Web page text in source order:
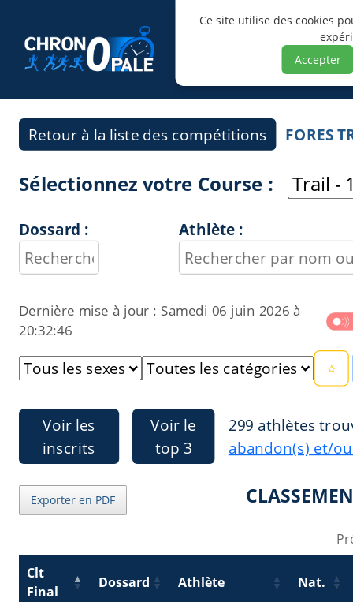
Ce site utilise des cookies
Accepter
Retour à la liste des compétitions FORES
Sélectionnez votre Course :
Dossard : Athlète :
Dernière mise à jour : Samedi 06 juin 2026 à
20:32:46
⭐
Voir les
inscrits
Voir le
top 3
299 athlètes
abandon(s) et/
Exporter en PDF
Clt
Final
Dossard Athlète Nat.